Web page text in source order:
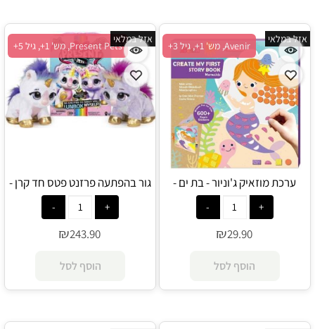
Avenir, מש' 1+, גיל 3+
אזל במלאי
ערכת מוזאיק ג'וניור - בת ים -
Avenir
₪29.90
הוסף לסל
Present Pets, מש' 1+, גיל 5+
אזל במלאי
גור בהפתעה פרזנט פטס חד קרן -
Present Pets
₪243.90
הוסף לסל